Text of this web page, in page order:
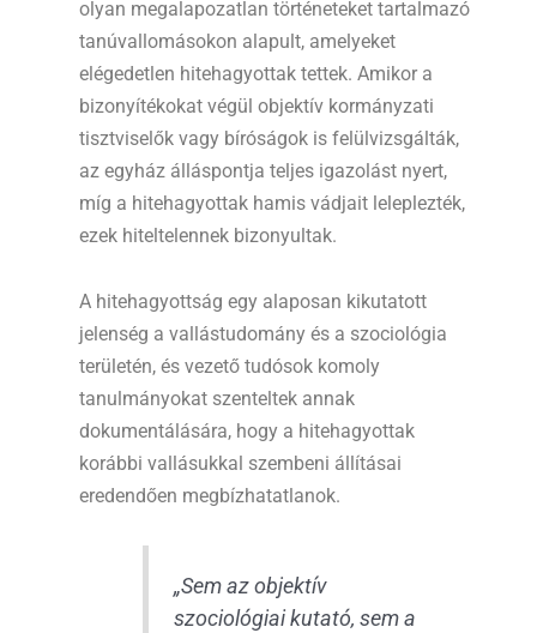
olyan megalapozatlan történeteket tartalmazó
tanúvallomásokon alapult, amelyeket
elégedetlen hitehagyottak tettek. Amikor a
bizonyítékokat végül objektív kormányzati
tisztviselők vagy bíróságok is felülvizsgálták,
az egyház álláspontja teljes igazolást nyert,
míg a hitehagyottak hamis vádjait leleplezték,
ezek hiteltelennek bizonyultak.
A hitehagyottság egy alaposan kikutatott
jelenség a vallástudomány és a szociológia
területén, és vezető tudósok komoly
tanulmányokat szenteltek annak
dokumentálására, hogy a hitehagyottak
korábbi vallásukkal szembeni állításai
eredendően megbízhatatlanok.
„Sem az objektív
szociológiai kutató, sem a